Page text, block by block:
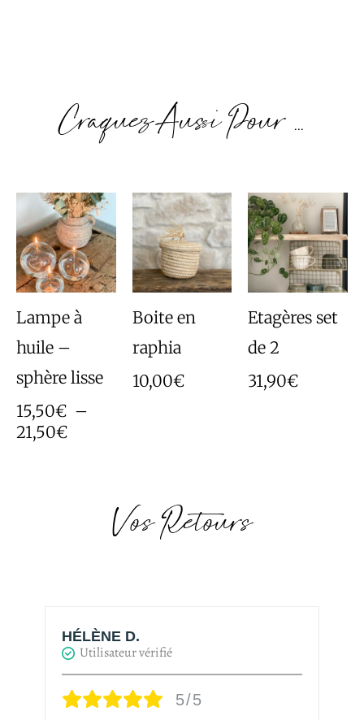
Craquez Aussi Pour ...
Lampe à
huile –
sphère lisse
15,50€ –
21,50€
Plage
de
prix :
15,50€
à
21,50€
Boite en
raphia
10,00€
Etagères set
de 2
31,90€
Vos Retours
HÉLÈNE D.
Utilisateur vérifié
5/5